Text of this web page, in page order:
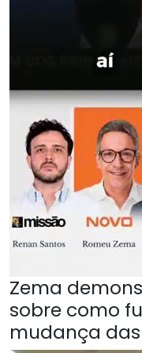
Zema
sobre como
mudança